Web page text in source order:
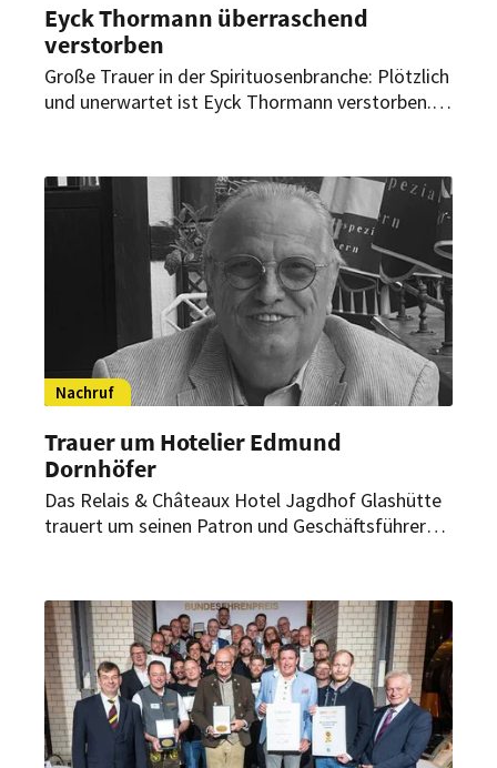
Eyck Thormann überraschend
verstorben
Große Trauer in der Spirituosenbranche: Plötzlich
und unerwartet ist Eyck Thormann verstorben.
die Whiskywelt maßgeblich mit.
Nachruf
Trauer um Hotelier Edmund
Dornhöfer
Das Relais & Châteaux Hotel Jagdhof Glashütte
trauert um seinen Patron und Geschäftsführer
einem preisgekrönten Fünf-Sterne-Luxushotel
formte, ist im Alter von 70 Jahren verstorben.